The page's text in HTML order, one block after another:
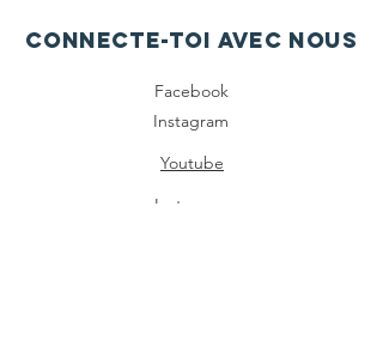
Connecte-toi avec nous
Facebook
Instagram
Youtube
Instagram